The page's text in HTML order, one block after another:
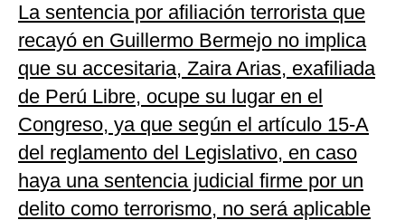
La sentencia por afiliación terrorista que
recayó en Guillermo Bermejo no implica
que su accesitaria, Zaira Arias, exafiliada
de Perú Libre, ocupe su lugar en el
Congreso, ya que según el artículo 15-A
del reglamento del Legislativo, en caso
haya una sentencia judicial firme por un
delito como terrorismo, no será aplicable